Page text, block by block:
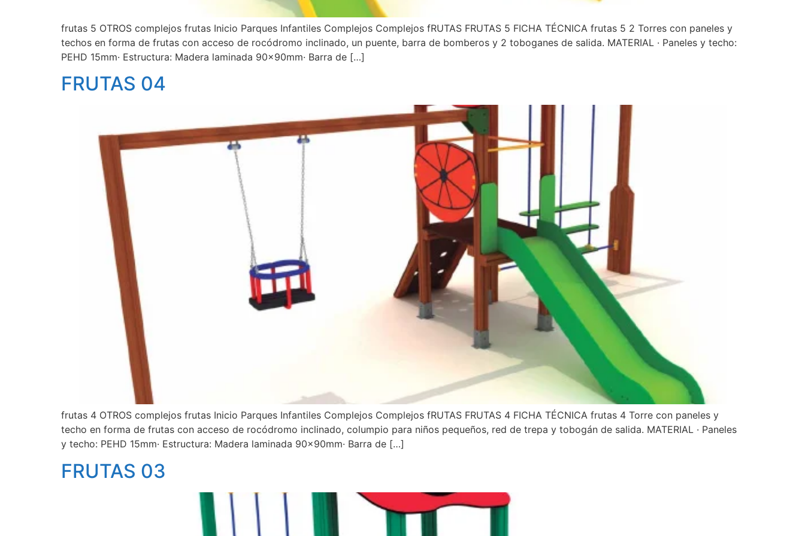
frutas 5 OTROS complejos frutas Inicio Parques Infantiles Complejos Complejos fRUTAS FRUTAS 5 FICHA TÉCNICA frutas 5 2 Torres con paneles y
techos en forma de frutas con acceso de rocódromo inclinado, un puente, barra de bomberos y 2 toboganes de salida. MATERIAL · Paneles y techo:
PEHD 15mm· Estructura: Madera laminada 90x90mm· Barra de […]
FRUTAS 04
frutas 4 OTROS complejos frutas Inicio Parques Infantiles Complejos Complejos fRUTAS FRUTAS 4 FICHA TÉCNICA frutas 4 Torre con paneles y
techo en forma de frutas con acceso de rocódromo inclinado, columpio para niños pequeños, red de trepa y tobogán de salida. MATERIAL · Paneles
y techo: PEHD 15mm· Estructura: Madera laminada 90x90mm· Barra de […]
FRUTAS 03